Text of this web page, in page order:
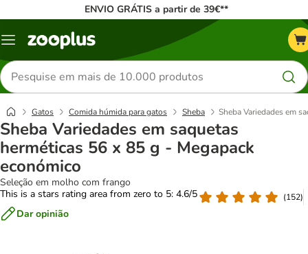
ENVIO GRÁTIS a partir de 39€**
Menu
Pesquisar
produtos
Gatos Comida húmida para gatos Sheba Sheba Variedades em
Sheba Variedades em saquetas
herméticas 56 x 85 g - Megapack
económico
Seleção em molho com frango
This is a stars rating area from zero to 5: 4.6/5
(152)
Dar opinião